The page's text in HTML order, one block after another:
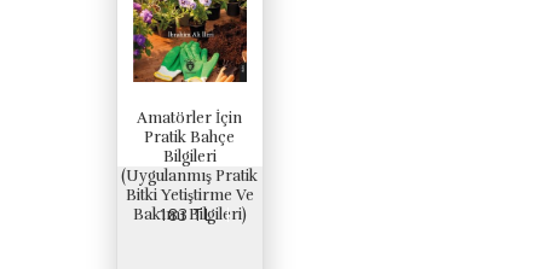
Amatörler İçin
Pratik Bahçe
Bilgileri
(Uygulanmış Pratik
Bitki Yetiştirme Ve
Bakımı Bilgileri)
183 TL